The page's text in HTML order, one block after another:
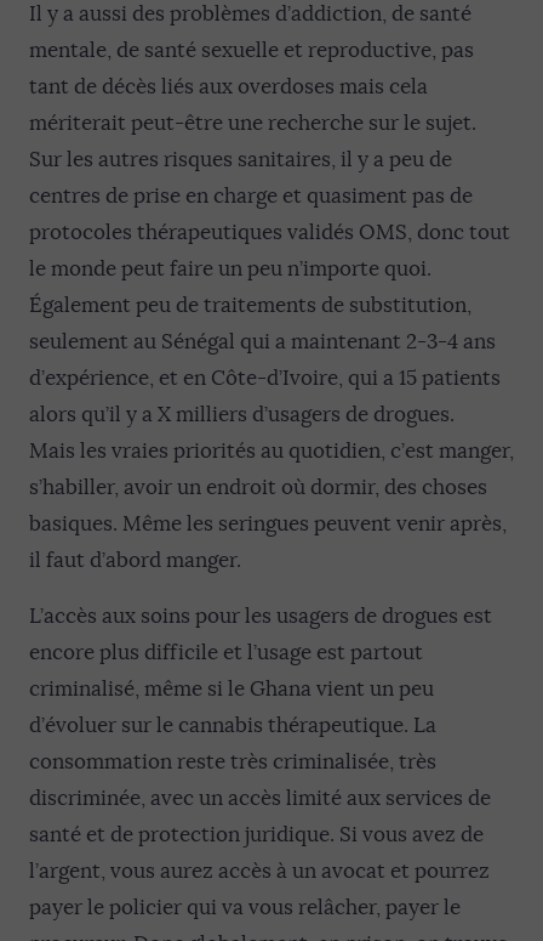
Il y a aussi des problèmes d’addiction, de santé
mentale, de santé sexuelle et reproductive, pas
tant de décès liés aux overdoses mais cela
mériterait peut-être une recherche sur le sujet.
Sur les autres risques sanitaires, il y a peu de
centres de prise en charge et quasiment pas de
protocoles thérapeutiques validés OMS, donc tout
le monde peut faire un peu n’importe quoi.
Également peu de traitements de substitution,
seulement au Sénégal qui a maintenant 2-3-4 ans
d’expérience, et en Côte-d’Ivoire, qui a 15 patients
alors qu’il y a X milliers d’usagers de drogues.
Mais les vraies priorités au quotidien, c’est manger,
s’habiller, avoir un endroit où dormir, des choses
basiques. Même les seringues peuvent venir après,
il faut d’abord manger.
L’accès aux soins pour les usagers de drogues est
encore plus difficile et l’usage est partout
criminalisé, même si le Ghana vient un peu
d’évoluer sur le cannabis thérapeutique. La
consommation reste très criminalisée, très
discriminée, avec un accès limité aux services de
santé et de protection juridique. Si vous avez de
l’argent, vous aurez accès à un avocat et pourrez
payer le policier qui va vous relâcher, payer le